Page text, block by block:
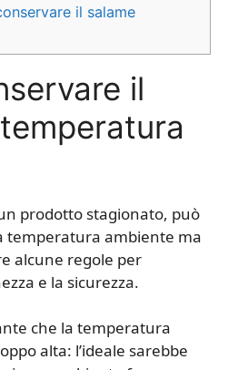
il salame
il
prodotto stagionato, può
temperatura ambiente ma
alcune regole per
e la sicurezza.
che la temperatura
alta: l’ideale sarebbe